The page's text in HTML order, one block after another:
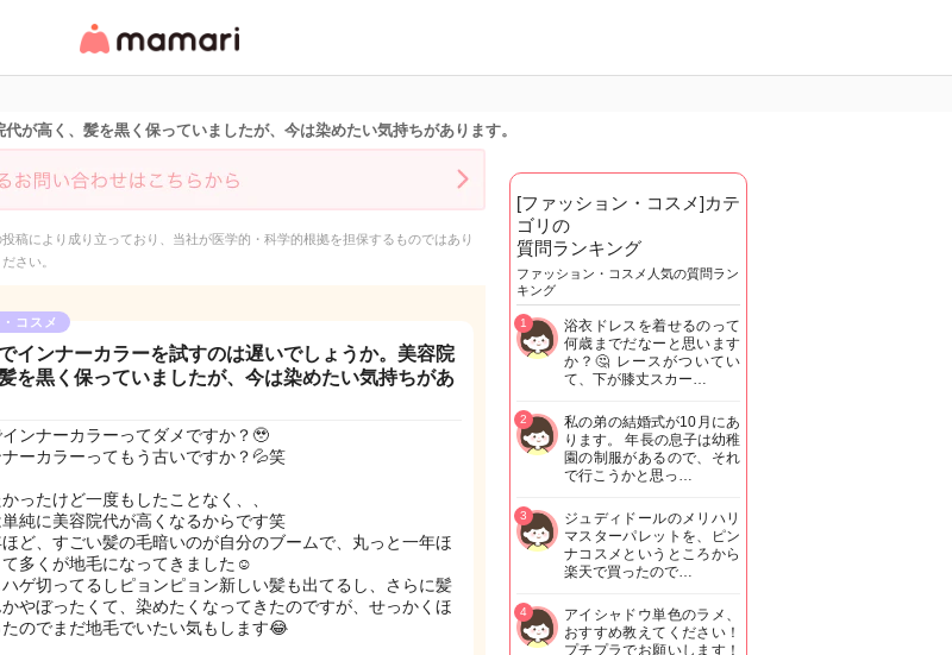
リ・情報サイト
が高く、髪を黒く保っていましたが、今は染めたい気持ちがあります。
稿により成り立っており、当社が医学的・科学的根拠を担保するものではあり
さい。
コスメ
インナーカラーを試すのは遅いでしょうか。美容院
を黒く保っていましたが、今は染めたい気持ちがあ
ンナーカラーってダメですか？🥹
ーカラーってもう古いですか？💦笑
ったけど一度もしたことなく、、
純に美容院代が高くなるからです笑
ど、すごい髪の毛暗いのが自分のブームで、丸っと一年ほ
て多くが地毛になってきました☺️
ゲ切ってるしピョンピョン新しい髪も出てるし、さらに髪
やぼったくて、染めたくなってきたのですが、せっかくほ
のでまだ地毛でいたい気もします😂
[ファッション・コスメ]カテ
ゴリの
質問ランキング
ファッション・コスメ人気の質問ラン
キング
浴衣ドレスを着せるのって
何歳までだなーと思います
か？🤔 レースがついてい
て、下が膝丈スカー…
1
私の弟の結婚式が10月にあ
ります。 年長の息子は幼稚
園の制服があるので、それ
で行こうかと思っ…
2
ジュディドールのメリハリ
マスターパレットを、ピン
ナコスメというところから
楽天で買ったので…
3
アイシャドウ単色のラメ、
おすすめ教えてください！
プチプラでお願いします！
4